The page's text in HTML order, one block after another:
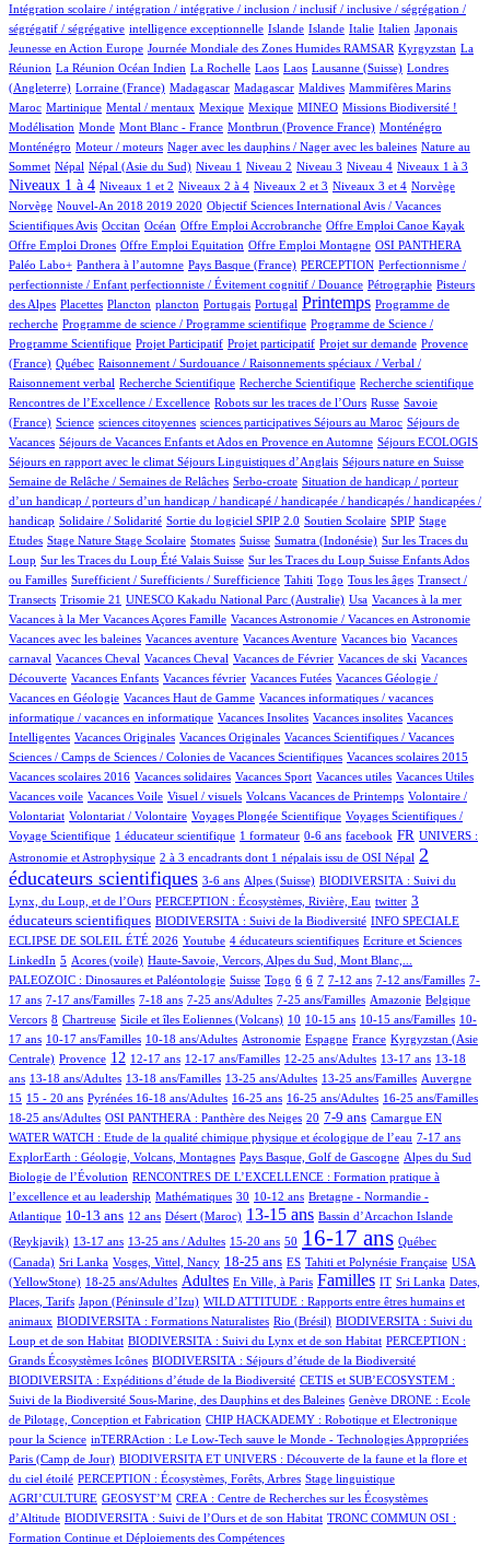
Intégration scolaire / intégration / intégrative / inclusion / inclusif / inclusive / ségrégation /
ségrégatif / ségrégative
1/934 intelligence exceptionnelle
11/934 Islande
10/934 Islande
9/934 Italie
81/934 Italien
5/934 Japonais
2/934
Jeunesse en Action Europe
5/934 Journée Mondiale des Zones Humides RAMSAR
101/934 Kyrgyzstan
6/934
La
Réunion
4/934 La Réunion Océan Indien
1/934 La Rochelle
1/934 Laos
1/934 Laos
3/934 Lausanne (Suisse)
62/934
Londres
(Angleterre)
1/934 Lorraine (France)
6/934 Madagascar
6/934 Madagascar
2/934 Maldives
1/934 Mammifères Marins
8/934
Maroc
9/934Martinique
2/934 Mental / mentaux
1/934 Mexique
1/934 Mexique
35/934 MINEO
39/934 Missions Biodiversité !
2/934
Modélisation
3/934 Monde
1/934 Mont Blanc - France
8/934 Montbrun (Provence France)
14/934 Monténégro
14/934
Monténégro
2/934 Moteur / moteurs
1/934 Nager avec les dauphins / Nager avec les baleines
2/934
Nature au
Sommet
18/934Népal
18/934 Népal (Asie du Sud)
13/934 Niveau 1
13/934 Niveau 2
10/934 Niveau 3
113/934 Niveau 4
116/934 Niveaux 1 à 3
411/934
Niveaux 1 à 4
12/934 Niveaux 1 et 2
57/934 Niveaux 2 à 4
13/934 Niveaux 2 et 3
163/934 Niveaux 3 et 4
2/934 Norvège
2/934
Norvège
14/934 Nouvel-An 2018 2019 2020
1/934
Objectif Sciences International Avis / Vacances
Scientifiques Avis
10/934 Occitan
174/934 Océan
1/934 Offre Emploi Accrobranche
1/934 Offre Emploi Canoe Kayak
1/934
Offre Emploi Drones
1/934 Offre Emploi Equitation
1/934 Offre Emploi Montagne
113/934 OSI PANTHERA
102/934
Paléo Labo+
112/934 Panthera à l’automne
6/934 Pays Basque (France)
43/934 PERCEPTION
1/934
Perfectionnisme /
perfectionniste / Enfant perfectionniste / Évitement cognitif / Douance
9/934 Pétrographie
5/934
Pisteurs
des Alpes
3/934 Placettes
1/934 Plancton
1/934 plancton
11/934 Portugais
2/934 Portugal
451/934 Printemps
1/934
Programme de
recherche
1/934 Programme de science / Programme scientifique
2/934
Programme de Science /
Programme Scientifique
1/934 Projet Participatif
1/934 Projet participatif
17/934 Projet sur demande
84/934
Provence
(France)
5/934 Québec
1/934
Raisonnement / Surdouance / Raisonnements spéciaux / Verbal /
Raisonnement verbal
1/934 Recherche Scientifique
2/934 Recherche Scientifique
1/934 Recherche scientifique
2/934
Rencontres de l’Excellence / Excellence
6/934 Robots sur les traces de l’Ours
101/934 Russe
4/934
Savoie
(France)
10/934Science
1/934 sciences citoyennes
1/934 sciences participatives
1/934 Séjours au Maroc
100/934
Séjours de
Vacances
75/934 Séjours de Vacances Enfants et Ados en Provence en Automne
4/934 Séjours ECOLOGIS
17/934
Séjours en rapport avec le climat
78/934 Séjours Linguistiques d’Anglais
9/934 Séjours nature en Suisse
100/934
Semaine de Relâche / Semaines de Relâches
14/934 Serbo-croate
2/934
Situation de handicap / porteur
d’un handicap / porteurs d’un handicap / handicapé / handicapée / handicapés / handicapées /
handicap
2/934 Solidaire / Solidarité
3/934 Sortie du logiciel SPIP 2.0
58/934 Soutien Scolaire
3/934 SPIP
1/934
Stage
Etudes
1/934Stage Nature
10/934 Stage Scolaire
1/934 Stomates
156/934 Suisse
6/934 Sumatra (Indonésie)
2/934
Sur les Traces du
Loup
7/934Sur les Traces du Loup Été Valais Suisse
6/934
Sur les Traces du Loup Suisse Enfants Ados
ou Familles
2/934 Surefficient / Surefficients / Surefficience
43/934 Tahiti
7/934 Togo
12/934 Tous les âges
100/934
Transect /
Transects
2/934 Trisomie 21
1/934 UNESCO Kakadu National Parc (Australie)
15/934 Usa
1/934 Vacances à la mer
1/934
Vacances à la Mer
1/934 Vacances Açores Famille
51/934 Vacances Astronomie / Vacances en Astronomie
1/934
Vacances avec les baleines
1/934 Vacances aventure
10/934 Vacances Aventure
1/934 Vacances bio
1/934
Vacances
carnaval
107/934Vacances Cheval
1/934 Vacances Cheval
17/934 Vacances de Février
1/934 Vacances de ski
1/934
Vacances
Découverte
50/934 Vacances Enfants
1/934 Vacances février
2/934 Vacances Futées
26/934
Vacances Géologie /
Vacances en Géologie
1/934 Vacances Haut de Gamme
1/934
Vacances informatiques / vacances
informatique / vacances en informatique
1/934 Vacances Insolites
1/934 Vacances insolites
1/934
Vacances
Intelligentes
2/934 Vacances Originales
1/934 Vacances Originales
11/934
Vacances Scientifiques / Vacances
Sciences / Camps de Sciences / Colonies de Vacances Scientifiques
1/934 Vacances scolaires 2015
1/934
Vacances scolaires 2016
1/934 Vacances solidaires
1/934 Vacances Sport
1/934 Vacances utiles
1/934 Vacances Utiles
1/934
Vacances voile
1/934 Vacances Voile
2/934 Visuel / visuels
11/934 Volcans Vacances de Printemps
2/934
Volontaire /
Volontariat
1/934 Volontariat / Volontaire
71/934 Voyages Plongée Scientifique
10/934
Voyages Scientifiques /
Voyage Scientifique
129/934 1 éducateur scientifique
8/934 1 formateur
2/934 0-6 ans
13/934 facebook
280/934 FR
59/934
UNIVERS :
Astronomie et Astrophysique
12/934 2 à 3 encadrants dont 1 népalais issu de OSI Népal
527/934
2
éducateurs scientifiques
14/934 3-6 ans
130/934 Alpes (Suisse)
44/934
BIODIVERSITA : Suivi du
Lynx, du Loup, et de l’Ours
15/934 PERCEPTION : Écosystèmes, Rivière, Eau
2/934 twitter
275/934
3
éducateurs scientifiques
53/934 BIODIVERSITA : Suivi de la Biodiversité
39/934
INFO SPECIALE
ECLIPSE DE SOLEIL ÉTÉ 2026
2/934 Youtube
31/934 4 éducateurs scientifiques
2/934 Ecriture et Sciences
2/934
LinkedIn
16/934 5
4/934 Acores (voile)
11/934 Haute-Savoie, Vercors, Alpes du Sud, Mont Blanc,...
101/934
PALEOZOIC : Dinosaures et Paléontologie
3/934 Suisse
5/934 Togo
1/934 6
70/934 6
103/934 7
16/934 7-12 ans
106/934 7-12 ans/Familles
4/934
7-
17 ans
30/9347-17 ans/Familles
58/934 7-18 ans
3/934 7-25 ans/Adultes
8/934 7-25 ans/Familles
4/934 Amazonie
2/934 Belgique
2/934
Vercors
76/934
8
1/934 Chartreuse
11/934 Sicile et îles Eoliennes (Volcans)
78/934 10
3/934 10-15 ans
3/934 10-15 ans/Familles
14/934
10-
17 ans
9/93410-17 ans/Familles
5/934 10-18 ans/Adultes
42/934 Astronomie
39/934 Espagne
9/934 France
110/934
Kyrgyzstan (Asie
Centrale)
196/934Provence
362/934 12
17/934 12-17 ans
2/934 12-17 ans/Familles
1/934 12-25 ans/Adultes
90/934 13-17 ans
12/934
13-18
ans
82/93413-18 ans/Adultes
6/934 13-18 ans/Familles
1/934 13-25 ans/Adultes
9/934 13-25 ans/Familles
4/934 Auvergne
193/934
15
22/934
15 - 20 ans
41/934 Pyrénées
121/934 16-18 ans/Adultes
5/934 16-25 ans
2/934 16-25 ans/Adultes
1/934 16-25 ans/Familles
14/934
18-25 ans/Adultes
113/934 OSI PANTHERA : Panthère des Neiges
48/934 20
272/934 7-9 ans
3/934 Camargue
147/934 EN
11/934
WATER WATCH : Etude de la qualité chimique physique et écologique de l’eau
15/934 7-17 ans
46/934
ExplorEarth : Géologie, Volcans, Montagnes
20/934 Pays Basque, Golf de Gascogne
9/934 Alpes du Sud
4/934
Biologie de l’Évolution
85/934
RENCONTRES DE L’EXCELLENCE : Formation pratique à
l’excellence et au leadership
3/934 Mathématiques
8/934 30
84/934 10-12 ans
95/934
Bretagne - Normandie -
Atlantique
254/934 10-13 ans
47/934 12 ans
4/934 Désert (Maroc)
501/934 13-15 ans
1/934 Bassin d’Arcachon
16/934
Islande
(Reykjavik)
25/934 13-17 ans
20/934 13-25 ans / Adultes
8/934 15-20 ans
2/934 50
671/934 16-17 ans
26/934
Québec
(Canada)
1/934 Sri Lanka
7/934 Vosges, Vittel, Nancy
290/934 18-25 ans
41/934 ES
50/934 Tahiti et Polynésie Française
14/934
USA
(YellowStone)
181/934 18-25 ans/Adultes
418/934 Adultes
1/934 En Ville, à Paris
494/934 Familles
6/934 IT
1/934 Sri Lanka
6/934
Dates,
Places, Tarifs
6/934 Japon (Péninsule d’Izu)
10/934
WILD ATTITUDE : Rapports entre êtres humains et
animaux
29/934 BIODIVERSITA : Formations Naturalistes
5/934 Rio (Brésil)
8/934
BIODIVERSITA : Suivi du
Loup et de son Habitat
17/934 BIODIVERSITA : Suivi du Lynx et de son Habitat
1/934
PERCEPTION :
Grands Écosystèmes Icônes
14/934 BIODIVERSITA : Séjours d’étude de la Biodiversité
8/934
BIODIVERSITA : Expéditions d’étude de la Biodiversité
97/934
CETIS et SUB’ECOSYSTEM :
Suivi de la Biodiversité Sous-Marine, des Dauphins et des Baleines
17/934 Genève
9/934
DRONE : Ecole
de Pilotage, Conception et Fabrication
10/934
CHIP HACKADEMY : Robotique et Electronique
pour la Science
2/934 inTERRAction : Le Low-Tech sauve le Monde - Technologies Appropriées
5/934
Paris (Camp de Jour)
2/934
BIODIVERSITA ET UNIVERS : Découverte de la faune et la flore et
du ciel étoilé
32/934 PERCEPTION : Écosystèmes, Forêts, Arbres
4/934 Stage linguistique
1/934
AGRI’CULTURE
3/934 GEOSYST’M
1/934
CREA : Centre de Recherches sur les Écosystèmes
d’Altitude
1/934 BIODIVERSITA : Suivi de l’Ours et de son Habitat
2/934
TRONC COMMUN OSI :
Formation Continue et Déploiements des Compétences